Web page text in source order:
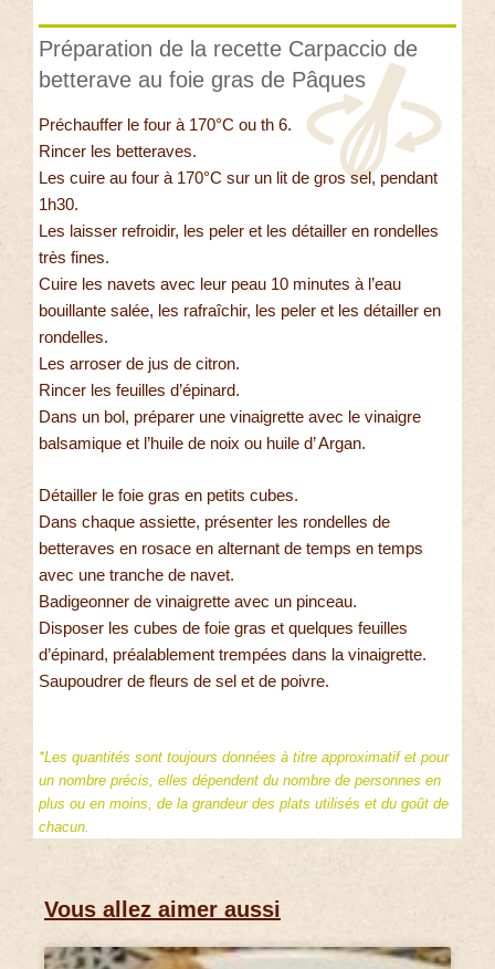
Préparation de la recette Carpaccio de
betterave au foie gras de Pâques
Préchauffer le four à 170°C ou th 6.
Rincer les betteraves.
Les cuire au four à 170°C sur un lit de gros sel, pendant
1h30.
Les laisser refroidir, les peler et les détailler en rondelles
très fines.
Cuire les navets avec leur peau 10 minutes à l’eau
bouillante salée, les rafraîchir, les peler et les détailler en
rondelles.
Les arroser de jus de citron.
Rincer les feuilles d’épinard.
Dans un bol, préparer une vinaigrette avec le vinaigre
balsamique et l’huile de noix ou huile d’ Argan.
Détailler le foie gras en petits cubes.
Dans chaque assiette, présenter les rondelles de
betteraves en rosace en alternant de temps en temps
avec une tranche de navet.
Badigeonner de vinaigrette avec un pinceau.
Disposer les cubes de foie gras et quelques feuilles
d’épinard, préalablement trempées dans la vinaigrette.
Saupoudrer de fleurs de sel et de poivre.
*Les quantités sont toujours données à titre approximatif et pour
un nombre précis, elles dépendent du nombre de personnes en
plus ou en moins, de la grandeur des plats utilisés et du goût de
chacun.
Vous allez aimer aussi